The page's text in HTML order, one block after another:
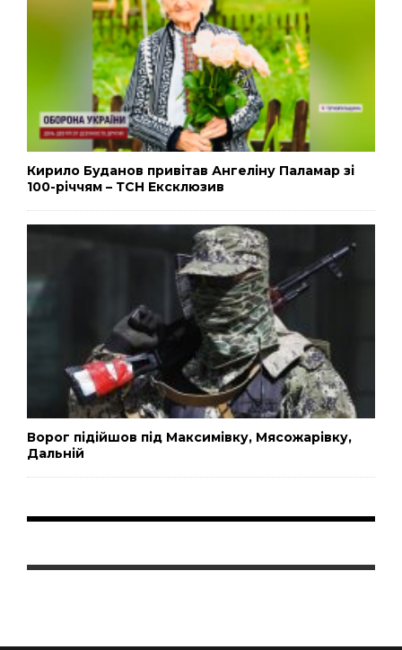
Кирило Буданов привітав Ангеліну Паламар зі
100-річчям – ТСН Ексклюзив
Ворог підійшов під Максимівку, Мясожарівку,
Дальній